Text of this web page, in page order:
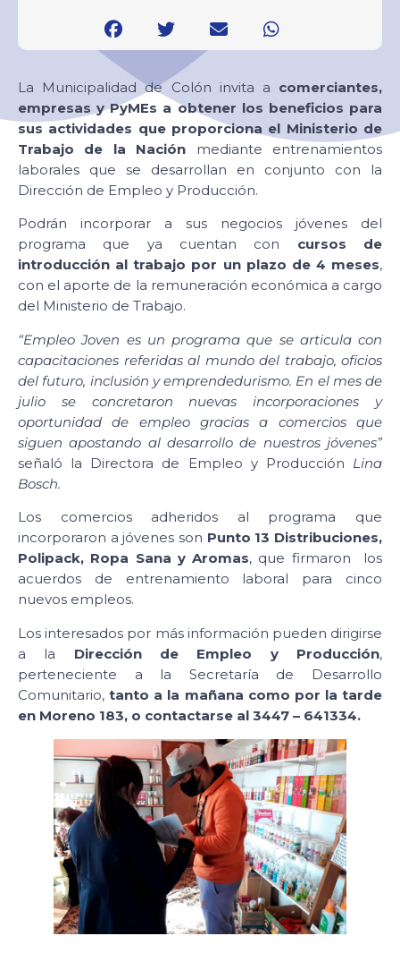
La Municipalidad de Colón invita a comerciantes,
empresas y PyMEs a obtener los beneficios para
sus actividades que proporciona el Ministerio de
Trabajo de la Nación mediante entrenamientos
laborales que se desarrollan en conjunto con la
Dirección de Empleo y Producción.
Podrán incorporar a sus negocios jóvenes del
programa que ya cuentan con cursos de
introducción al trabajo por un plazo de 4 meses,
con el aporte de la remuneración económica a cargo
del Ministerio de Trabajo.
“Empleo Joven es un programa que se articula con
capacitaciones referidas al mundo del trabajo, oficios
del futuro, inclusión y emprendedurismo. En el mes de
julio se concretaron nuevas incorporaciones y
oportunidad de empleo gracias a comercios que
siguen apostando al desarrollo de nuestros jóvenes”
señaló la Directora de Empleo y Producción Lina
Bosch.
Los comercios adheridos al programa que
incorporaron a jóvenes son Punto 13 Distribuciones,
Polipack, Ropa Sana y Aromas, que firmaron los
acuerdos de entrenamiento laboral para cinco
nuevos empleos.
Los interesados por más información pueden dirigirse
a la Dirección de Empleo y Producción,
perteneciente a la Secretaría de Desarrollo
Comunitario,tanto a la mañana como por la tarde
en Moreno 183, o contactarse al 3447 – 641334.